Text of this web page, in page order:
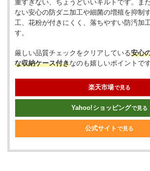
重すぎない、ちょうどいいキルトです。ま
ない安心の防ダニ加工や細菌の増殖を抑制
工、花粉が付きにくく、落ちやすい防汚加
す。
厳しい品質チェックをクリアしている安心
な収納ケース付きなのも嬉しいポイントです
楽天市場で見る
Yahoo! ショッピングで見る
公式サイト で見る